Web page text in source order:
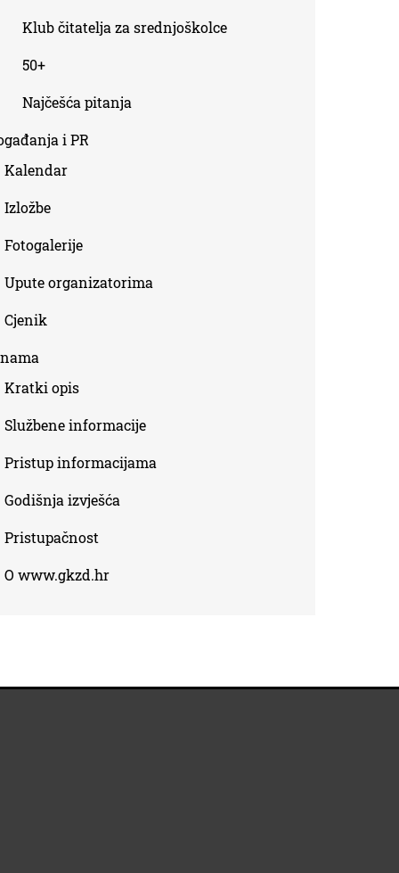
Klub čitatelja za srednjoškolce
50+
Najčešća pitanja
i PR
Kalendar
Izložbe
Fotogalerije
Upute organizatorima
Cjenik
Kratki opis
Službene informacije
Pristup informacijama
Godišnja izvješća
Pristupačnost
O www.gkzd.hr